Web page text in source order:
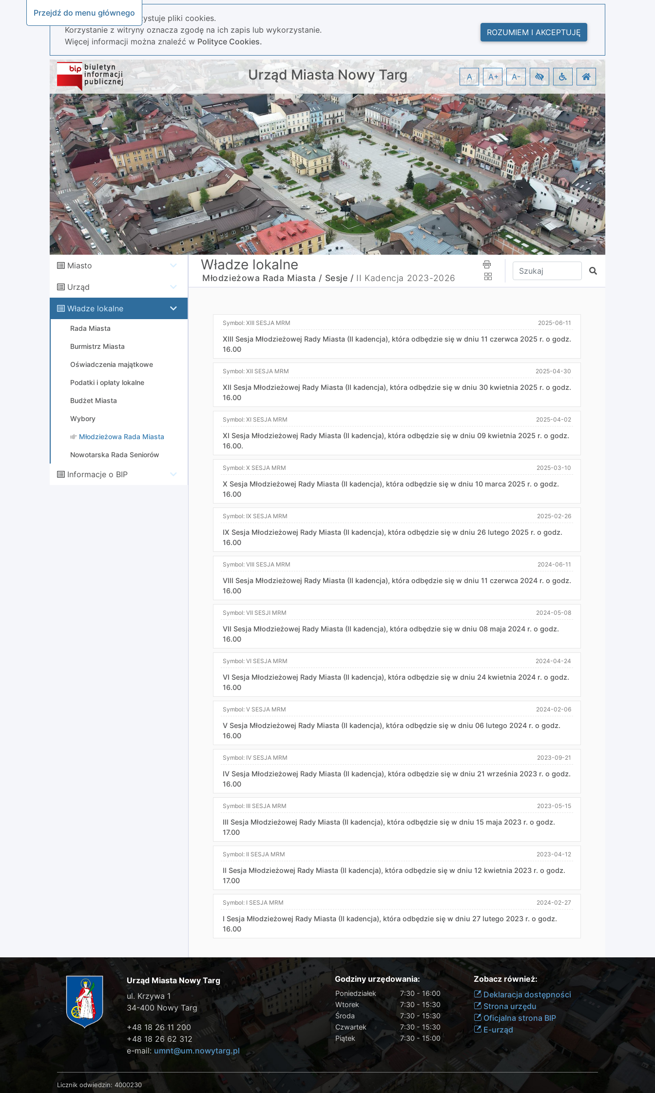
Przejdź do menu głównego
Nasza strona wykorzystuje pliki cookies.
Korzystanie z witryny oznacza zgodę na ich zapis lub wykorzystanie.
Więcej informacji można znaleźć w Polityce Cookies.
ROZUMIEM I AKCEPTUJĘ
Urząd Miasta Nowy Targ A A+ A-
Miasto
Urząd
Władze lokalne
Rada Miasta
Burmistrz Miasta
Oświadczenia majątkowe
Podatki i opłaty lokalne
Budżet Miasta
Wybory
Młodzieżowa Rada Miasta
Nowotarska Rada Seniorów
Informacje o BIP
Władze lokalne
Młodzieżowa Rada Miasta / Sesje / II Kadencja 2023-2026
Wpisz tekst do wyszukania
Szukaj
Symbol: XIII SESJA MRM 2025-06-11
XIII Sesja Młodzieżowej Rady Miasta (II kadencja), która odbędzie się w dniu 11 czerwca 2025 r. o godz.
16.00
Symbol: XII SESJA MRM 2025-04-30
XII Sesja Młodzieżowej Rady Miasta (II kadencja), która odbędzie się w dniu 30 kwietnia 2025 r. o godz.
16.00
Symbol: XI SESJA MRM 2025-04-02
XI Sesja Młodzieżowej Rady Miasta (II kadencja), która odbędzie się w dniu 09 kwietnia 2025 r. o godz.
16.00.
Symbol: X SESJA MRM 2025-03-10
X Sesja Młodzieżowej Rady Miasta (II kadencja), która odbędzie się w dniu 10 marca 2025 r. o godz.
16.00
Symbol: IX SESJA MRM 2025-02-26
IX Sesja Młodzieżowej Rady Miasta (II kadencja), która odbędzie się w dniu 26 lutego 2025 r. o godz.
16.00
Symbol: VIII SESJA MRM 2024-06-11
VIII Sesja Młodzieżowej Rady Miasta (II kadencja), która odbędzie się w dniu 11 czerwca 2024 r. o godz.
16.00
Symbol: VII SESJI MRM 2024-05-08
VII Sesja Młodzieżowej Rady Miasta (II kadencja), która odbędzie się w dniu 08 maja 2024 r. o godz.
16.00
Symbol: VI SESJA MRM 2024-04-24
VI Sesja Młodzieżowej Rady Miasta (II kadencja), która odbędzie się w dniu 24 kwietnia 2024 r. o godz.
16.00
Symbol: V SESJA MRM 2024-02-06
V Sesja Młodzieżowej Rady Miasta (II kadencja), która odbędzie się w dniu 06 lutego 2024 r. o godz.
16.00
Symbol: IV SESJA MRM 2023-09-21
IV Sesja Młodzieżowej Rady Miasta (II kadencja), która odbędzie się w dniu 21 września 2023 r. o godz.
16.00
Symbol: III SESJA MRM 2023-05-15
III Sesja Młodzieżowej Rady Miasta (II kadencja), która odbędzie się w dniu 15 maja 2023 r. o godz.
17.00
Symbol: II SESJA MRM 2023-04-12
II Sesja Młodzieżowej Rady Miasta (II kadencja), która odbędzie się w dniu 12 kwietnia 2023 r. o godz.
17.00
Symbol: I SESJA MRM 2024-02-27
I Sesja Młodzieżowej Rady Miasta (II kadencja), która odbędzie się w dniu 27 lutego 2023 r. o godz.
16.00
Urząd Miasta Nowy Targ
ul. Krzywa 1
34-400 Nowy Targ
+48 18 26 11 200
+48 18 26 62 312
e-mail: umnt@um.nowytarg.pl
Godziny urzędowania:
Poniedziałek
7:30 - 16:00
Wtorek
7:30 - 15:30
Środa
7:30 - 15:30
Czwartek
7:30 - 15:30
Piątek
7:30 - 15:00
Zobacz również:
Deklaracja dostępności
Strona urzędu
Oficjalna strona BIP
E-urząd
Licznik odwiedzin: 4000230